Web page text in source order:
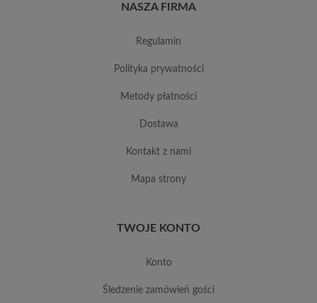
NASZA FIRMA
regulamin
polityka prywatności
metody płatności
dostawa
kontakt z nami
mapa strony
TWOJE KONTO
konto
śledzenie zamówień gości